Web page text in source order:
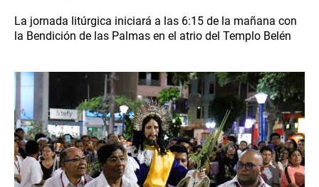
La jornada litúrgica iniciará a las 6:15 de la mañana con
la Bendición de las Palmas en el atrio del Templo Belén